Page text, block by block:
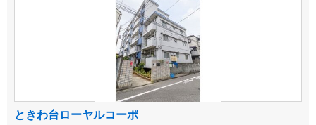
ときわ台ローヤルコーポ